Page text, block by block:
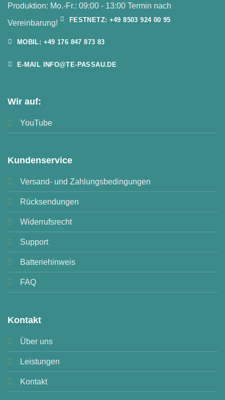
Produktion: Mo.-Fr.: 09:00 - 13:00 Termin nach
Vereinbarung!
FESTNETZ: +49 8503 924 00 95
MOBIL: +49 176 847 873 83
E-MAIL INFO@TE-PASSAU.DE
Wir auf:
YouTube
Kundenservice
Versand- und Zahlungsbedingungen
Rücksendungen
Widerrufsrecht
Support
Batteriehinweis
FAQ
Kontakt
Über uns
Leistungen
Kontakt